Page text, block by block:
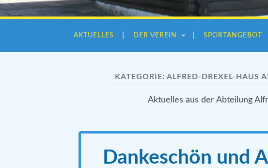
AKTUELLES DER VEREIN SPORTANGEBOT
KATEGORIE: ALFRED-DREXEL-HAUS
Aktuelles aus der Abteilung
Dankeschön und